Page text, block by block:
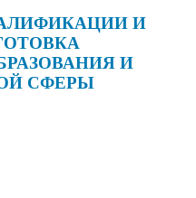
И
И
СФЕРЫ